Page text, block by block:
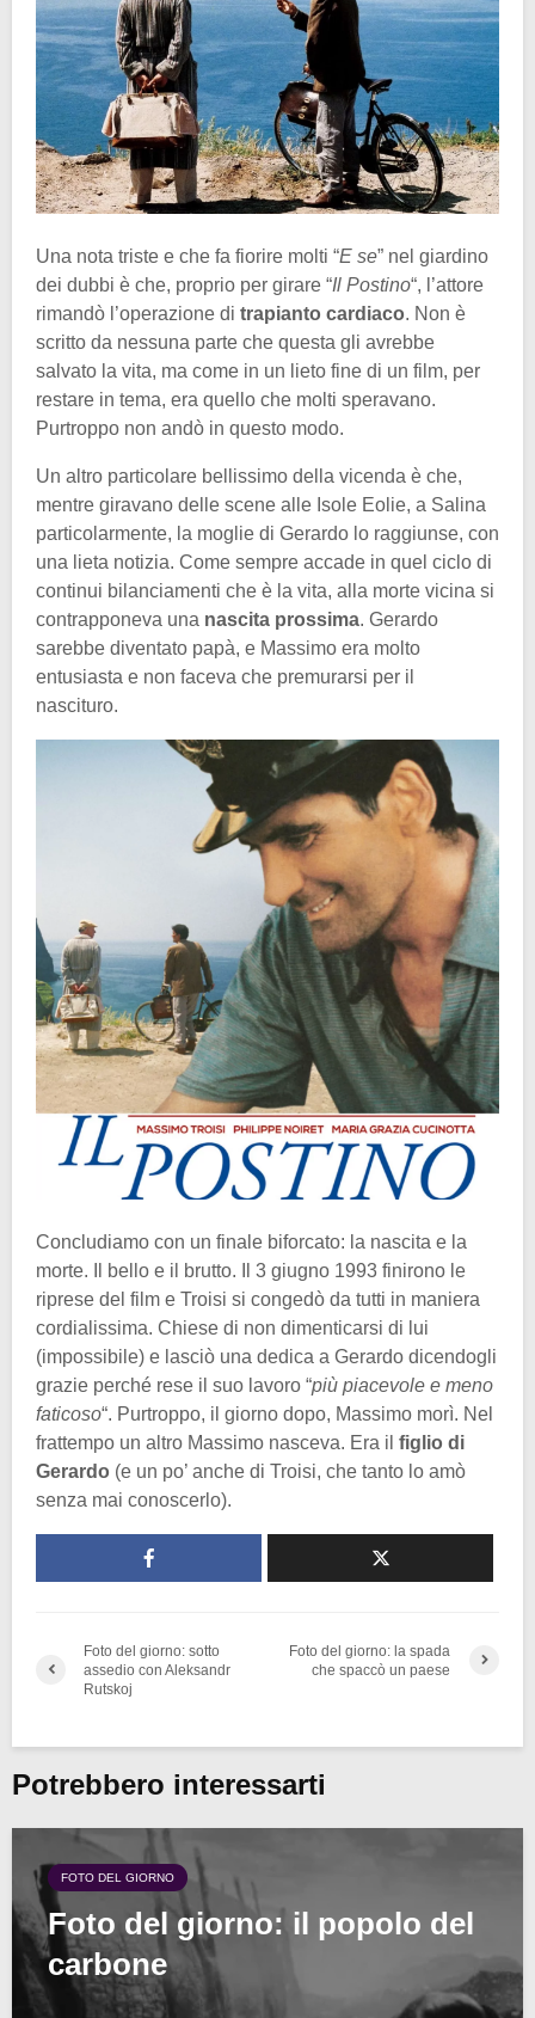
Una nota triste e che fa fiorire molti “E se” nel giardino
dei dubbi è che, proprio per girare “Il Postino“, l’attore
rimandò l’operazione di trapianto cardiaco. Non è
scritto da nessuna parte che questa gli avrebbe
salvato la vita, ma come in un lieto fine di un film, per
restare in tema, era quello che molti speravano.
Purtroppo non andò in questo modo.
Un altro particolare bellissimo della vicenda è che,
mentre giravano delle scene alle Isole Eolie, a Salina
particolarmente, la moglie di Gerardo lo raggiunse, con
una lieta notizia. Come sempre accade in quel ciclo di
continui bilanciamenti che è la vita, alla morte vicina si
contrapponeva una nascita prossima. Gerardo
sarebbe diventato papà, e Massimo era molto
entusiasta e non faceva che premurarsi per il
nascituro.
Concludiamo con un finale biforcato: la nascita e la
morte. Il bello e il brutto. Il 3 giugno 1993 finirono le
riprese del film e Troisi si congedò da tutti in maniera
cordialissima. Chiese di non dimenticarsi di lui
(impossibile) e lasciò una dedica a Gerardo dicendogli
grazie perché rese il suo lavoro “più piacevole e meno
faticoso“. Purtroppo, il giorno dopo, Massimo morì. Nel
frattempo un altro Massimo nasceva. Era il figlio di
Gerardo (e un po’ anche di Troisi, che tanto lo amò
senza mai conoscerlo).
Foto del giorno: sotto
assedio con Aleksandr
Rutskoj
Foto del giorno: la spada
che spaccò un paese
Potrebbero interessarti
FOTO DEL GIORNO
Foto del giorno: il popolo del
carbone